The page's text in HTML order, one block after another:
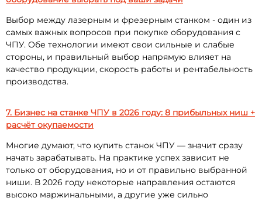
Выбор между лазерным и фрезерным станком - один из
самых важных вопросов при покупке оборудования с
ЧПУ. Обе технологии имеют свои сильные и слабые
стороны, и правильный выбор напрямую влияет на
качество продукции, скорость работы и рентабельность
производства.
7. Бизнес на станке ЧПУ в 2026 году: 8 прибыльных ниш +
расчёт окупаемости
Многие думают, что купить станок ЧПУ — значит сразу
начать зарабатывать. На практике успех зависит не
только от оборудования, но и от правильно выбранной
ниши. В 2026 году некоторые направления остаются
высоко маржинальными, а другие уже сильно